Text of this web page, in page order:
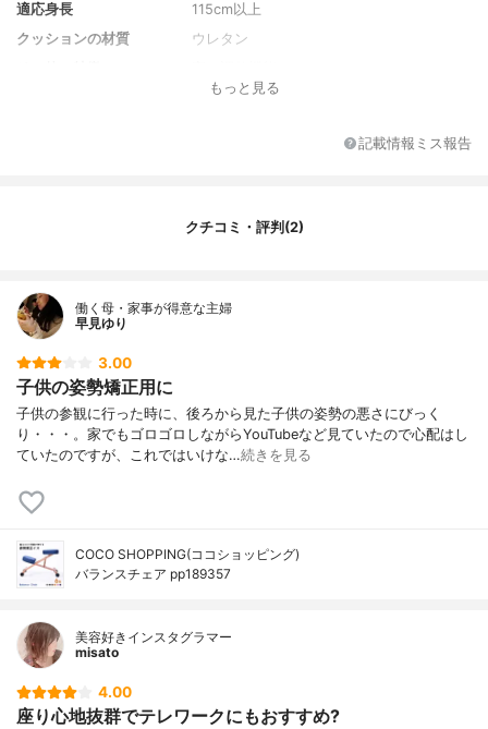
適応身長
115cm以上
クッションの材質
ウレタン
もっと見る
記載情報ミス報告
クチコミ・評判(2)
働く母・家事が得意な主婦
早見ゆり
3.00
子供の姿勢矯正用に
子供の参観に行った時に、後ろから見た子供の姿勢の悪さにびっく
り・・・。家でもゴロゴロしながらYouTubeなど見ていたので心配はし
ていたのですが、これではいけな…続きを見る
COCO SHOPPING(ココショッピング)
バランスチェア pp189357
美容好きインスタグラマー
misato
4.00
座り心地抜群でテレワークにもおすすめ?